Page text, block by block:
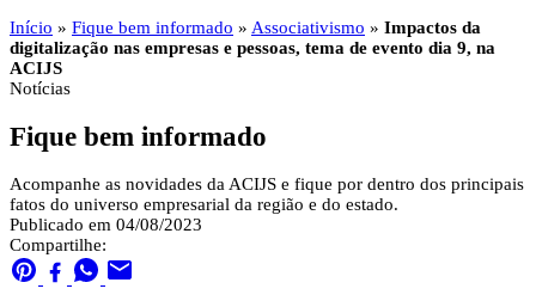
Início » Fique bem informado » Associativismo » Impactos da
digitalização nas empresas e pessoas, tema de evento dia 9, na
ACIJS
Notícias
Fique bem informado
Acompanhe as novidades da ACIJS e fique por dentro dos principais
fatos do universo empresarial da região e do estado.
Publicado em 04/08/2023
Compartilhe: